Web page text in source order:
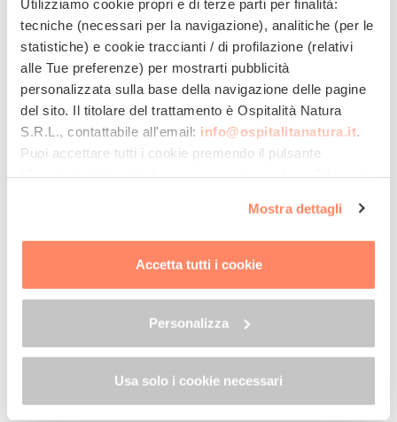
Utilizziamo cookie propri e di terze parti per finalità:
tecniche (necessari per la navigazione), analitiche (per le
statistiche) e cookie traccianti / di profilazione (relativi
alle Tue preferenze) per mostrarti pubblicità
personalizzata sulla base della navigazione delle pagine
del sito. Il titolare del trattamento è Ospitalità Natura
S.R.L.
, contattabile all'email: info@ospitalitanatura.it
Puoi accettare tutti i cookie premendo il pulsante
clic su "Personalizza". Al fine di revocare il consenso
prestato e visualizzare le informazioni complete sul
trattamento dei dati clicca qui:"gestione cookie"
cookie.
Mostra dettagli
Accetta tutti i cookie
Personalizza
Usa solo i cookie necessari
persino, risparmiare anche un po’ di soldi, in
quanto è una soluzione molto più economica
rispetto allo sci di discesa.
Dove soggiornare in Piemonte
UN SOGNO ECOSOSTENIBILE
Sogno in Langa
Patrimonio UNESCO
Monforte d’Alba, PIEMONTE
APPARTAMENTI
Rotonda